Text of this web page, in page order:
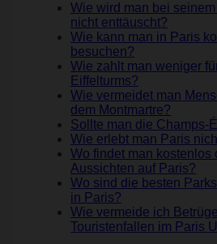
Wie wird man bei
nicht enttäuscht?
Wie kann man in Paris
besuchen?
Wie zahlt man weniger
Eiffelturms?
Wie vermeidet man
dem Montmartre?
Sollte man die Champs-
Wie erlebt man Paris
Wo findet man kostenlos
Aussichten auf Paris?
Wo sind die besten
in Paris?
Wie vermeide ich
Touristenfallen im Paris